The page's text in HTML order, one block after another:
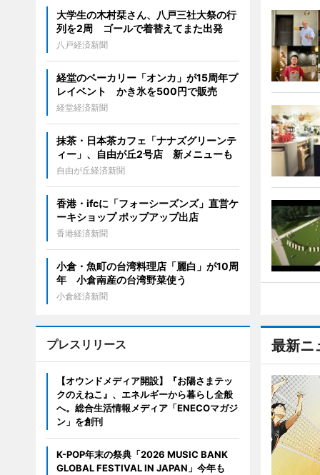
最新ニ
大学生の木村栞さん、八戸三社大祭の行
列を2周 ゴールで着替えてまた出発
八戸経済新聞
経堂のベーカリー「オンカ」が15周年プ
レイベント かき氷を500円で販売
経堂経済新聞
抹茶・日本茶カフェ「ナナズグリーンテ
ィー」、自由が丘2号店 新メニューも
自由が丘経済新聞
香港・ifcに「フォーシーズンズ」直営ケ
ーキショップ ポップアップ出店
香港経済新聞
小倉・魚町の台湾料理店「麗白」が10周
年 小倉南産の台湾野菜使う
小倉経済新聞
プレスリリース
【オウンドメディア開設】『お陽さまテッ
クのえねこ』、エネルギーから暮らし全般
へ。総合生活情報メディア「ENECOマガジ
ン」を創刊
K-POP年末の祭典「2026 MUSIC BANK
GLOBAL FESTIVAL IN JAPAN」今年も